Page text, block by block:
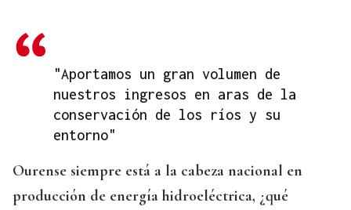
"Aportamos un gran volumen de
nuestros ingresos en aras de la
conservación de los ríos y su
entorno"
Ourense siempre está a la cabeza nacional en
producción de energía hidroeléctrica, ¿qué